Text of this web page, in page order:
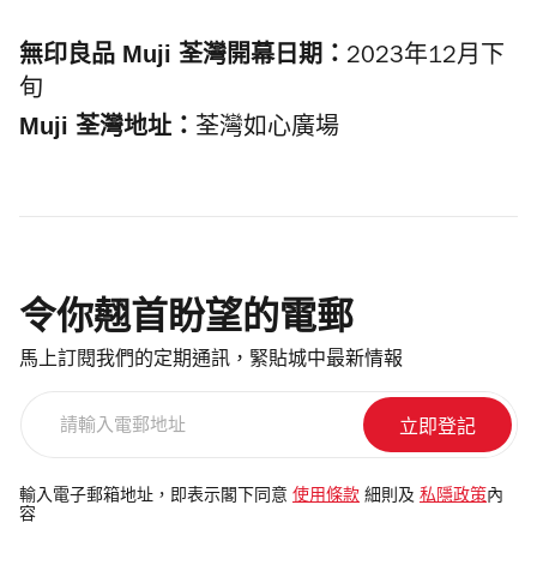
無印良品 Muji 荃灣開幕日期： 2023年12月下
旬
Muji 荃灣地址： 荃灣如心廣場
令你翹首盼望的電郵
馬上訂閱我們的定期通訊，緊貼城中最新情報
電
郵
輸入電子郵箱地址，即表示閣下同意 使用條款 細則及 私隱政策 內
容